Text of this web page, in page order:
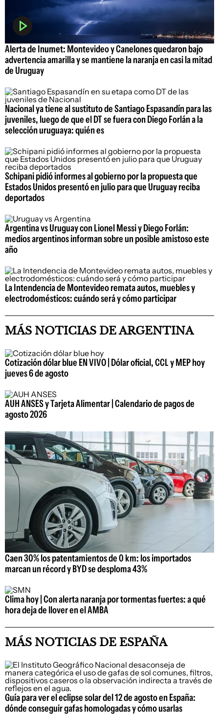
Alerta de Inumet: Montevideo y Canelones quedaron bajo
advertencia amarilla y se mantiene la naranja en casi la mitad
de Uruguay
Nacional ya tiene al sustituto de Santiago Espasandín para las
juveniles, luego de que el DT se fuera con Diego Forlán a la
selección uruguaya: quién es
Schipani pidió informes al gobierno por la propuesta que
Estados Unidos presentó en julio para que Uruguay reciba
deportados
Argentina vs Uruguay con Lionel Messi y Diego Forlán:
medios argentinos informan sobre un posible amistoso este
año
La Intendencia de Montevideo remata autos, muebles y
electrodomésticos: cuándo será y cómo participar
MÁS NOTICIAS DE ARGENTINA
Cotización dólar blue EN VIVO | Dólar oficial, CCL y MEP hoy
jueves 6 de agosto
AUH ANSES y Tarjeta Alimentar | Calendario de pagos de
agosto 2026
Caen 30% los patentamientos de 0 km: los importados
marcan un récord y BYD se desploma 43%
Clima hoy | Con alerta naranja por tormentas fuertes: a qué
hora deja de llover en el AMBA
MÁS NOTICIAS DE ESPAÑA
Guía para ver el eclipse solar del 12 de agosto en España:
dónde conseguir gafas homologadas y cómo usarlas